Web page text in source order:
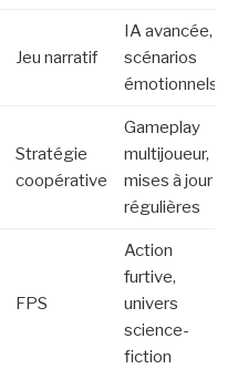
Jeu narratif
IA avancée,
scénarios
émotionnels
Stratégie
coopérative
Gameplay
multijoueur,
mises à jour
régulières
FPS
Action
furtive,
univers
science-
fiction